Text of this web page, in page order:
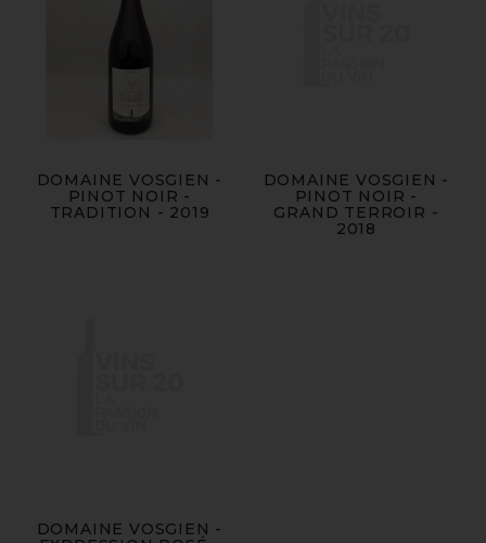
DOMAINE VOSGIEN -
PINOT NOIR -
TRADITION - 2019
DOMAINE VOSGIEN -
PINOT NOIR -
GRAND TERROIR -
2018
DOMAINE VOSGIEN -